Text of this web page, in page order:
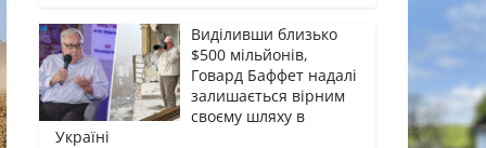
Виділивши близько
$500 мільйонів,
Говард Баффет надалі
залишається вірним
своєму шляху в
Україні